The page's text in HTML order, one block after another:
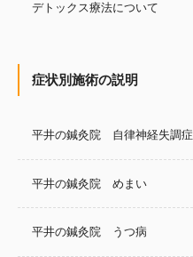
デトックス療法について
症状別施術の説明
平井の鍼灸院 自律神経失調症
平井の鍼灸院 めまい
平井の鍼灸院 うつ病